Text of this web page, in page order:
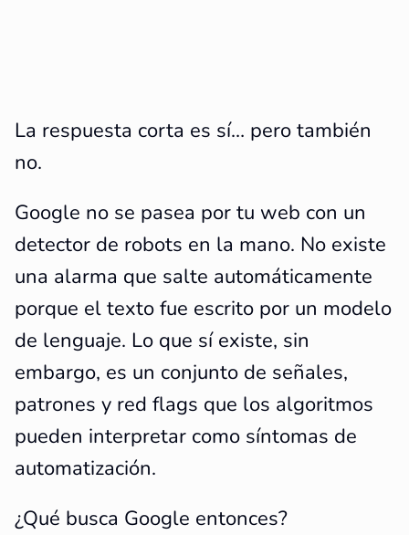
La respuesta corta es sí… pero también
no.
Google no se pasea por tu web con un
detector de robots en la mano. No existe
una alarma que salte automáticamente
porque el texto fue escrito por un modelo
de lenguaje. Lo que sí existe, sin
embargo, es un conjunto de señales,
patrones y red flags que los algoritmos
pueden interpretar como síntomas de
automatización.
¿Qué busca Google entonces?